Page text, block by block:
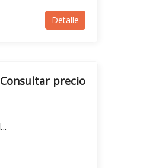
Detalle
En VENTA-ALBA FUNDAR-Dpto 1 dormitorio c/balcón al FRENTE-Avellaneda al 400 BIS
Consultar precio